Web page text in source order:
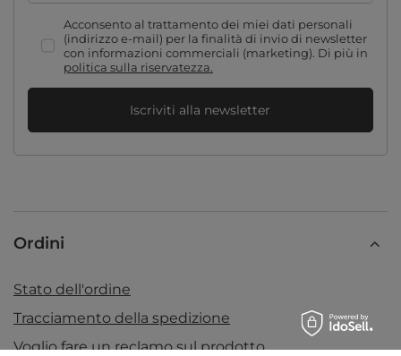
Acconsento al trattamento dei miei dati personali
(indirizzo e-mail) per la finalità di invio di newsletter
con informazioni commerciali (marketing). Di più in
politica sulla riservatezza.
Iscriviti alla newsletter
Ordini
Stato dell'ordine
Tracciamento della spedizione
Voglio fare un reclamo sul prodotto